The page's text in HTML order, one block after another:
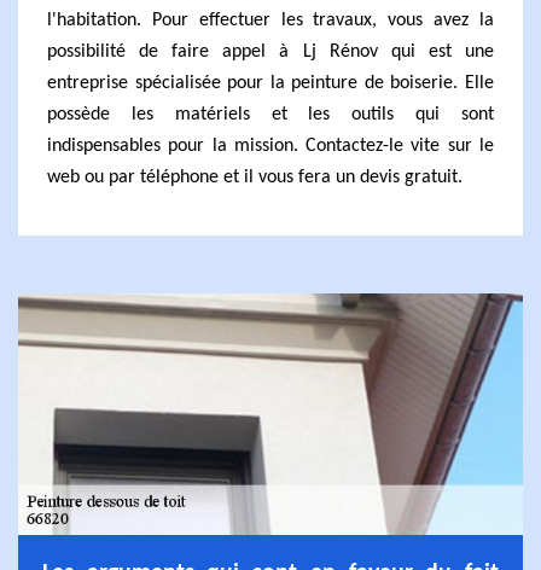
l'habitation. Pour effectuer les travaux, vous avez la
possibilité de faire appel à Lj Rénov qui est une
entreprise spécialisée pour la peinture de boiserie. Elle
possède les matériels et les outils qui sont
indispensables pour la mission. Contactez-le vite sur le
web ou par téléphone et il vous fera un devis gratuit.